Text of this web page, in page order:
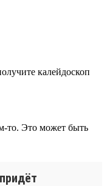
калейдоскоп
то. Это может быть